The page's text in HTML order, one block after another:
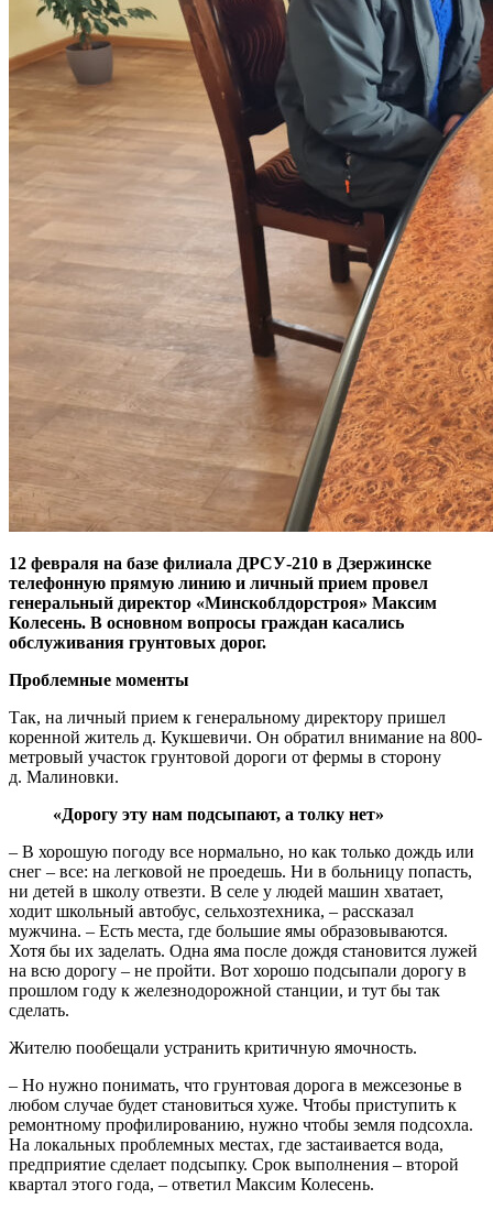
12 февраля на базе филиала ДРСУ-210 в Дзержинске
телефонную прямую линию и личный прием провел
генеральный директор «Минскоблдорстроя» Максим
Колесень. В основном вопросы граждан касались
обслуживания грунтовых дорог.
Проблемные моменты
Так, на личный прием к генеральному директору пришел
коренной житель д. Кукшевичи. Он обратил внимание на 800-
метровый участок грунтовой дороги от фермы в сторону
д. Малиновки.
«Дорогу эту нам подсыпают, а толку нет»
– В хорошую погоду все нормально, но как только дождь или
снег – все: на легковой не проедешь. Ни в больницу попасть,
ни детей в школу отвезти. В селе у людей машин хватает,
ходит школьный автобус, cельхозтехника, – рассказал
мужчина. – Есть места, где большие ямы образовываются.
Хотя бы их заделать. Одна яма после дождя становится лужей
на всю дорогу – не пройти. Вот хорошо подсыпали дорогу в
прошлом году к железнодорожной станции, и тут бы так
сделать.
Жителю пообещали устранить критичную ямочность.
– Но нужно понимать, что грунтовая дорога в межсезонье в
любом случае будет становиться хуже. Чтобы приступить к
ремонтному профилированию, нужно чтобы земля подсохла.
На локальных проблемных местах, где застаивается вода,
предприятие сделает подсыпку. Срок выполнения – второй
квартал этого года, – ответил Максим Колесень.